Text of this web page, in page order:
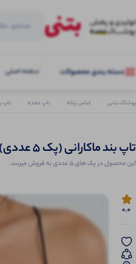
دسته بندی محصولات صفحه اصلی
پوشاک بتنی لباس زنانه تاپ عمده تاپ
تاپ بند ماکارانی (پک 5 عددی)
این محصول در پک های 5 عددی به فروش میرسد.
0.0